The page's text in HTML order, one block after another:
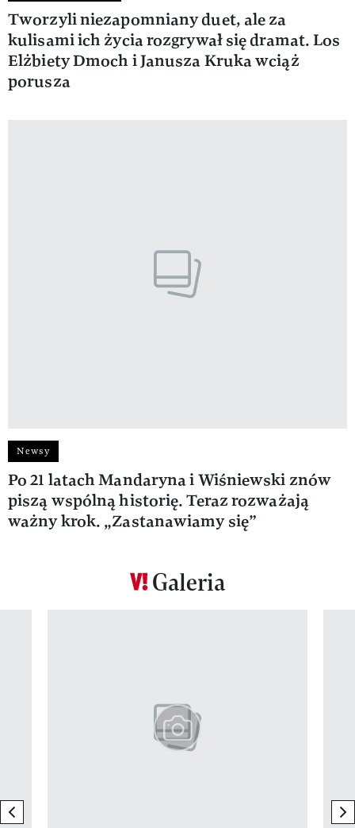
Tworzyli niezapomniany duet, ale za
kulisami ich życia rozgrywał się dramat. Los
Elżbiety Dmoch i Janusza Kruka wciąż
porusza
Newsy
Po 21 latach Mandaryna i Wiśniewski znów
piszą wspólną historię. Teraz rozważają
ważny krok. „Zastanawiamy się”
Galeria
previous element